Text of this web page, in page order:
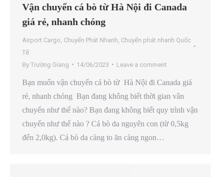
Vận chuyển cá bò từ Hà Nội đi Canada
giá rẻ, nhanh chóng
Airport Cargo Chuyển Phát Nhanh Chuyển phát nhanh Quốc
Tế
By Trường Giang 14/06/2023 Leave a comment
Bạn muốn vận chuyển cá bò từ Hà Nội đi Canada giá
rẻ, nhanh chóng Bạn đang không biết thời gian vân
chuyển như thế nào? Bạn đang không biết quy trình vận
chuyển như thế nào ? Cá bò da nguyên con (từ 0,5kg
đến 2,0kg). Cá bò da càng to ăn càng ngon…